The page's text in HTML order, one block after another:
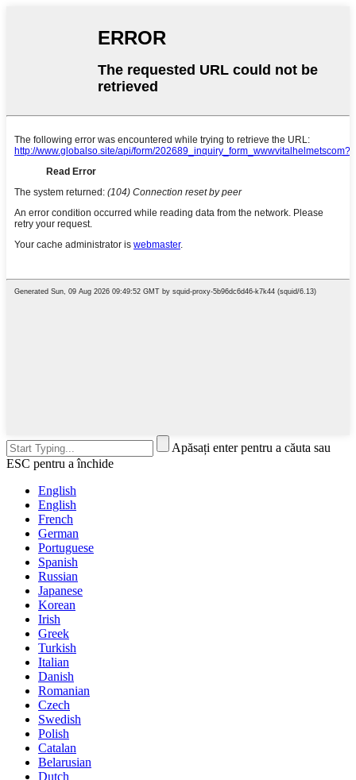
Apăsați enter pentru a căuta sau
ESC pentru a închide
English
English
French
German
Portuguese
Spanish
Russian
Japanese
Korean
Irish
Greek
Turkish
Italian
Danish
Romanian
Czech
Swedish
Polish
Catalan
Belarusian
Dutch